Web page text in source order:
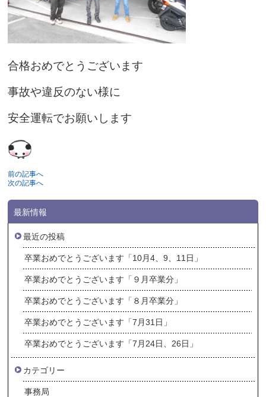
合格おめでとうございます
事故や違反のない様に
安全運転でお願いします
前の記事へ
次の記事へ
最新情報
最近の投稿
卒業おめでとうございます「10月4、9、11日」
卒業おめでとうございます「９月卒業分」
卒業おめでとうございます「８月卒業分」
卒業おめでとうございます「7月31日」
卒業おめでとうございます「7月24日、26日」
カテゴリー
事務局